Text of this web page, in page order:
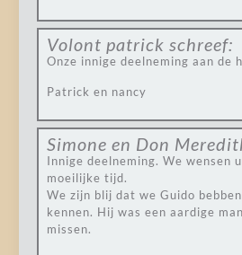
Volont patrick schreef:
Onze innige deelneming aan de
Patrick en nancy
Simone en Don
Innige deelneming. We wensen
moeilijke tijd.
We zijn blij dat we Guido
kennen. Hij was een aardige
missen.